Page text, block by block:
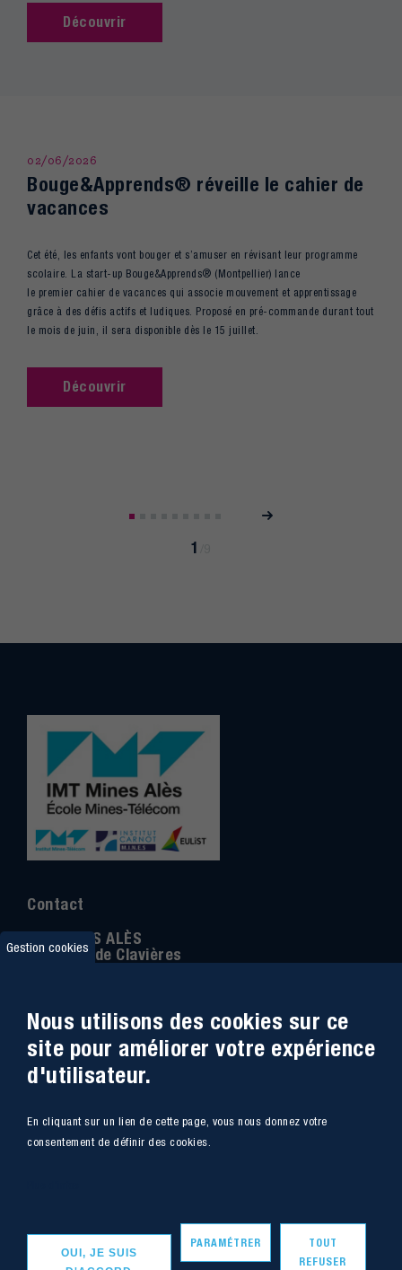
Découvrir
02/06/2026
Bouge&Apprends® réveille le cahier de
vacances
Cet été, les enfants vont bouger et s’amuser en révisant leur programme
scolaire. La start-up Bouge&Apprends® (Montpellier) lance
le premier cahier de vacances qui associe mouvement et apprentissage
grâce à des défis actifs et ludiques. Proposé en pré-commande durant tout
le mois de juin, il sera disponible dès le 15 juillet.
Découvrir
Pagination
1
Contact
IMT MINES ALÈS
6 Avenue de Clavières
Téléphone
04 66 78 50 00
Coordonnée GPS:44.13312 - 4.08836
Plan du site Marchés Publics
Gestion cookies
Nous utilisons des cookies sur ce
site pour améliorer votre expérience
d'utilisateur.
En cliquant sur un lien de cette page, vous nous donnez votre
consentement de définir des cookies.
OUI, JE SUIS
PARAMÉTRER
TOUT
REFUSER